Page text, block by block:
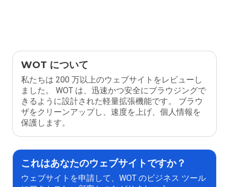
WOT について
私たちは 200 万以上のウェブサイトをレビューし
ました。 WOT は、迅速かつ安全にブラウジングで
きるように設計された軽量拡張機能です。 ブラウ
ザをクリーンアップし、速度を上げ、個人情報を
保護します。
これはあなたのウェブサイトですか？
ウェブサイトを申請して、WOT のビジネス ツール